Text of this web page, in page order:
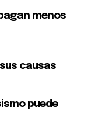
menos
causas
puede